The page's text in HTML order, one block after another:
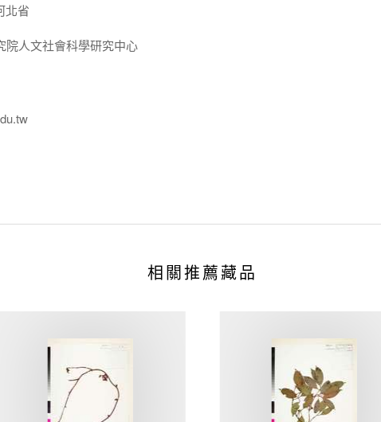
北省
院人文社會科學研究中心
相關推薦藏品